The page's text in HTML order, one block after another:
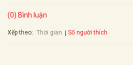
(0) Bình luận
Xếp theo: Thời gian Số người thích